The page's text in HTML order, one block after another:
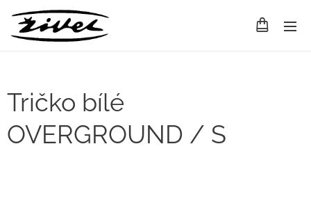
Tričko bílé
OVERGROUND / S